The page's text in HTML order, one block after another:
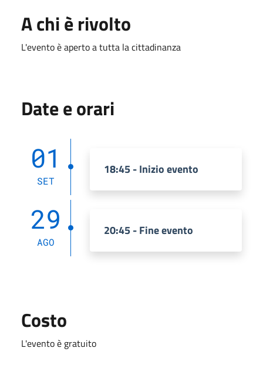
A chi è rivolto
L'evento è aperto a tutta la cittadinanza
Date e orari
01
SET
18:45 - Inizio evento
29
AGO
20:45 - Fine evento
Costo
L'evento è gratuito